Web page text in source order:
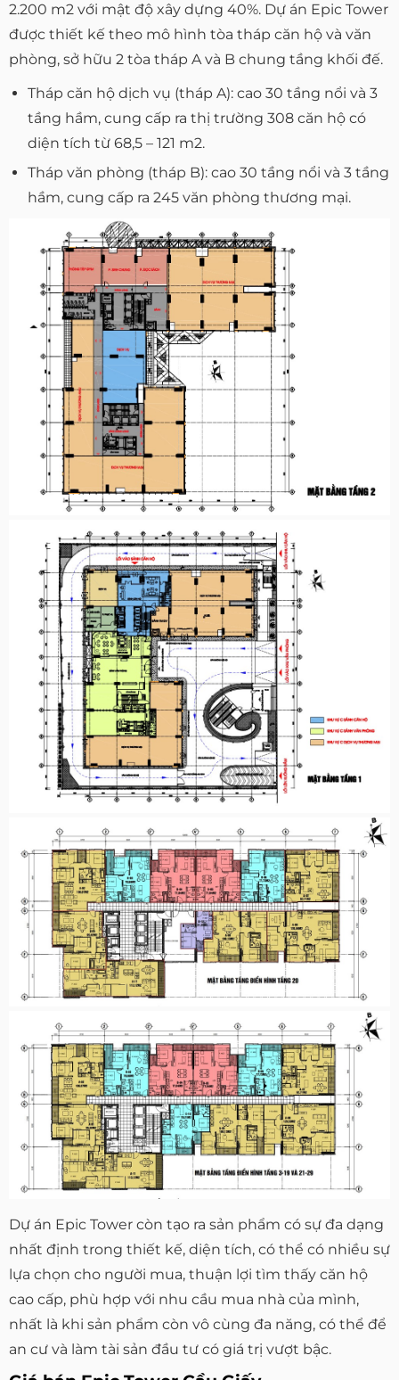
2.200 m2 với mật độ xây dựng 40%. Dự án Epic Tower
được thiết kế theo mô hình tòa tháp căn hộ và văn
phòng, sở hữu 2 tòa tháp A và B chung tầng khối đế.
Tháp căn hộ dịch vụ (tháp A): cao 30 tầng nổi và 3
tầng hầm, cung cấp ra thị trường 308 căn hộ có
diện tích từ 68,5 – 121 m2.
Tháp văn phòng (tháp B): cao 30 tầng nổi và 3 tầng
hầm, cung cấp ra 245 văn phòng thương mại.
Dự án Epic Tower còn tạo ra sản phẩm có sự đa dạng
nhất định trong thiết kế, diện tích, có thể có nhiều sự
lựa chọn cho người mua, thuận lợi tìm thấy căn hộ
cao cấp, phù hợp với nhu cầu mua nhà của mình,
nhất là khi sản phẩm còn vô cùng đa năng, có thể để
an cư và làm tài sản đầu tư có giá trị vượt bậc.